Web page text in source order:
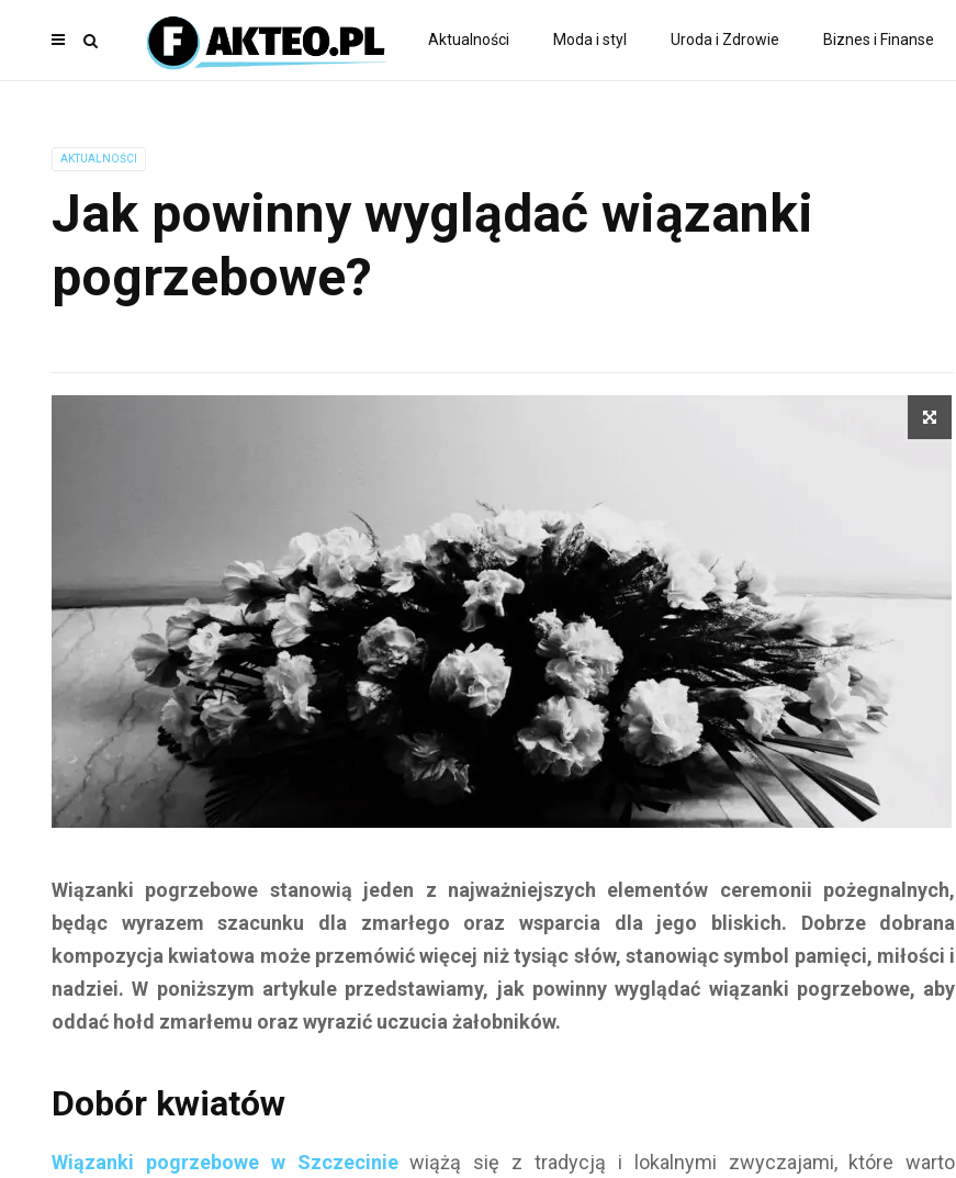
Aktualności Moda i styl Uroda i Zdrowie Biznes i Finanse
AKTUALNOŚCI
Jak powinny wyglądać wiązanki
pogrzebowe?
Wiązanki pogrzebowe stanowią jeden z najważniejszych elementów ceremonii pożegnalnych,
będąc wyrazem szacunku dla zmarłego oraz wsparcia dla jego bliskich. Dobrze dobrana
kompozycja kwiatowa może przemówić więcej niż tysiąc słów, stanowiąc symbol pamięci, miłości i
nadziei. W poniższym artykule przedstawiamy, jak powinny wyglądać wiązanki pogrzebowe, aby
oddać hołd zmarłemu oraz wyrazić uczucia żałobników.
Dobór kwiatów
Wiązanki pogrzebowe w Szczecinie wiążą się z tradycją i lokalnymi zwyczajami, które warto